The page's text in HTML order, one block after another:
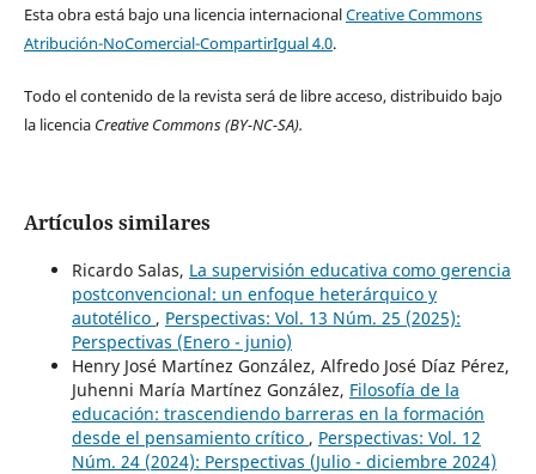
Esta obra está bajo una licencia internacionalCreative Commons
Atribución-NoComercial-CompartirIgual 4.0.
Todo el contenido de la revista será de libre acceso, distribuido bajo
la licencia Creative Commons(BY-NC-SA).
Artículos similares
Ricardo Salas, La supervisión educativa como gerencia
postconvencional: un enfoque heterárquico y
autotélico , Perspectivas: Vol. 13 Núm. 25 (2025):
Perspectivas (Enero - junio)
Henry José Martínez González, Alfredo José Díaz Pérez,
Juhenni María Martínez González, Filosofía de la
educación: trascendiendo barreras en la formación
desde el pensamiento crítico , Perspectivas: Vol. 12
Núm. 24 (2024): Perspectivas (Julio - diciembre 2024)